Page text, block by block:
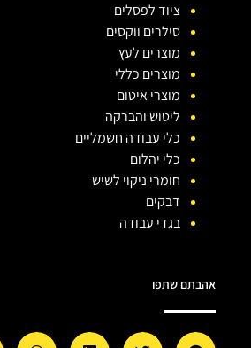
ציוד לפסלים
סילרים ווקסים
מוצרים לעץ
מוצרים כללי
מוצרי איטום
ליטוש והברקה
כלי עבודה חשמליים
כלי יהלום
חומרי ניקוי לשיש
דבקים
בגדי עבודה
אהבתם שתפו